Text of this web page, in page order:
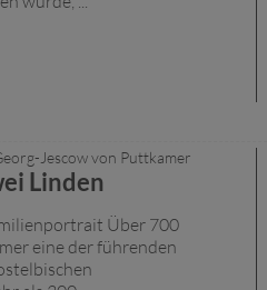
Jescow von Puttkamer
Linden
Über 700
eine der führenden